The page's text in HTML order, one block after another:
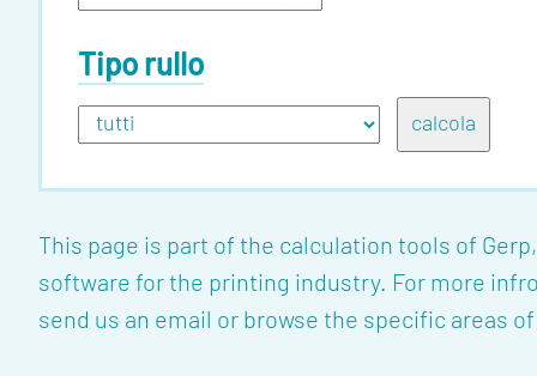
Tipo rullo
This page is part of the calculation tools of
software for the printing industry. For more
send us an email or browse the specific areas